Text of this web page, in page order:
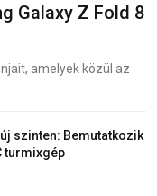
Galaxy Z Fold 8
amelyek közül az
szinten: Bemutatkozik
turmixgép